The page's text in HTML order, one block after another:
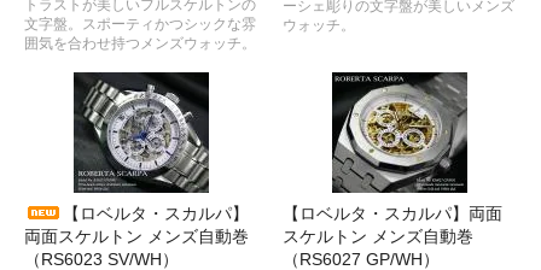
トラストが美しいフルスケルトンの
文字盤。スポーティかつシックな雰
囲気を合わせ持つメンズウォッチ。
ーシェ彫りの文字盤が美しいメンズ
ウォッチ。
【ロベルタ・スカルパ】
両面スケルトン メンズ自動巻
（RS6023 SV/WH）
【ロベルタ・スカルパ】両面
スケルトン メンズ自動巻
（RS6027 GP/WH）